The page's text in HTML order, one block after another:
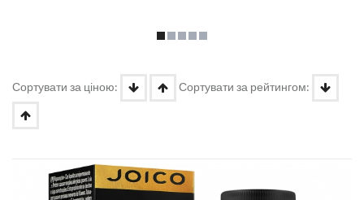
Сортувати за ціною: Сортувати за рейтингом: